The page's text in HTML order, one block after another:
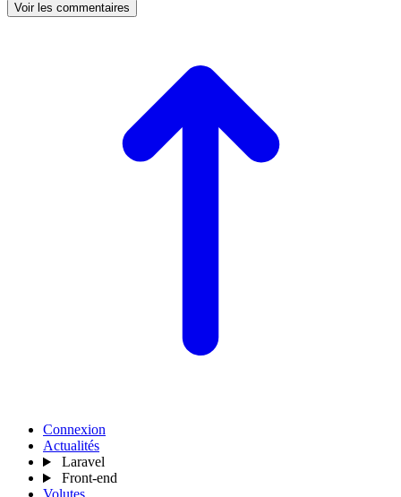
Voir les commentaires
Connexion
Actualités
Laravel
Front-end